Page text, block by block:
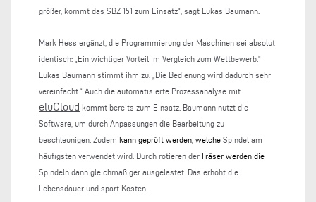
größer, kommt das SBZ 151 zum Einsatz“, sagt Lukas Baumann.
Mark Hess ergänzt, die Programmierung der Maschinen sei absolut
identisch: „Ein wichtiger Vorteil im Vergleich zum Wettbewerb.“
Lukas Baumann stimmt ihm zu: „Die Bedienung wird dadurch sehr
vereinfacht.“ Auch die automatisierte Prozessanalyse mit
eluCloud kommt bereits zum Einsatz. Baumann nutzt die
Software, um durch Anpassungen die Bearbeitung zu
beschleunigen. Zudem kann geprüft werden, welche Spindel am
häufigsten verwendet wird. Durch rotieren der Fräser werden die
Spindeln dann gleichmäßiger ausgelastet. Das erhöht die
Lebensdauer und spart Kosten.